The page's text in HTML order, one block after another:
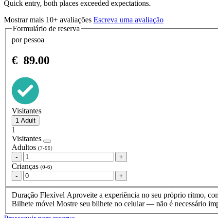
Quick entry, both places exceeded expectations.
Mostrar mais 10+ avaliações Escreva uma avaliação
Formulário de reserva
por pessoa
€ 89.00
Visitantes
1
Visitantes
Adultos (7-99)
- +
Crianças (0-6)
- +
Duração Flexível Aproveite a experiência no seu próprio ritmo,
Bilhete móvel Mostre seu bilhete no celular — não é necessário